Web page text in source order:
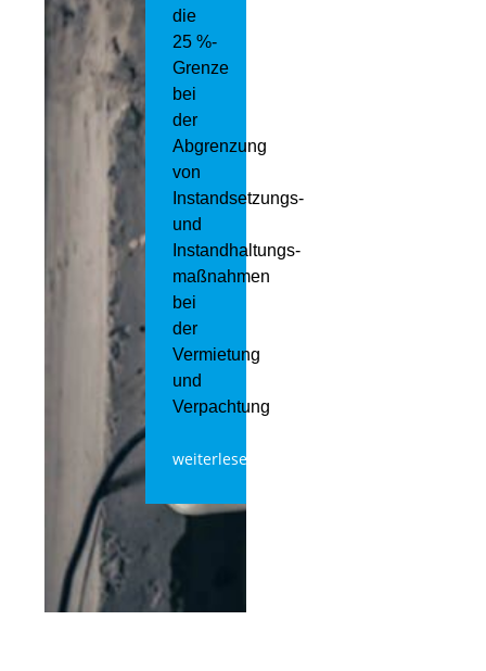
die
25 %-
Grenze
bei
der
Abgrenzung
von
Instandsetzungs-
und
Instandhaltungs­
maßnahmen
bei
der
Vermietung
und
Verpachtung
weiterlesen